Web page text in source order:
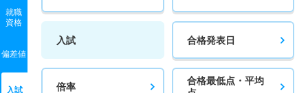
就職
資格
偏差値
入試
入試 合格発表日
倍率
合格最低点・平均